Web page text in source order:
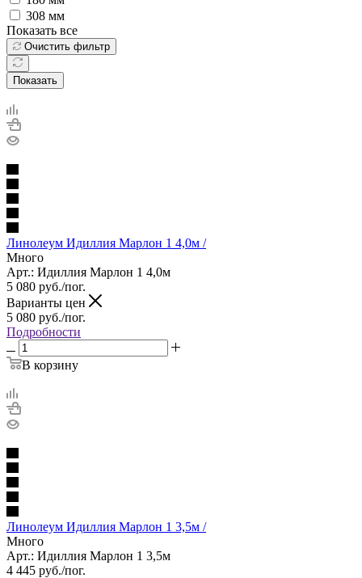
308 мм
Показать все
Очистить фильтр
Показать
Линолеум Идиллия Марлон 1 4,0м /
Много
Арт.: Идиллия Марлон 1 4,0м
5 080 руб./пог.
Варианты цен
5 080 руб./пог.
Подробности
В корзину
Линолеум Идиллия Марлон 1 3,5м /
Много
Арт.: Идиллия Марлон 1 3,5м
4 445 руб./пог.